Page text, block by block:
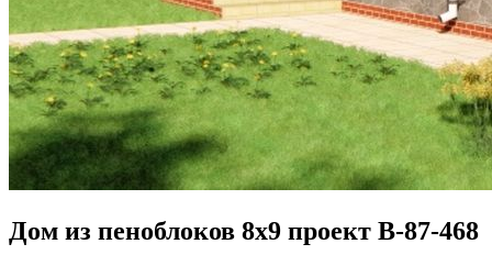
Дом из пеноблоков 8х9 проект В-87-468